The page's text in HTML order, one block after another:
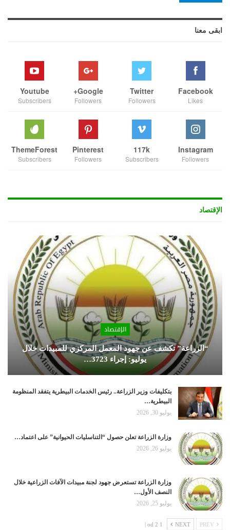
ابقى معنا
Facebook
Likes
Twitter
Followers
Google+
Followers
Youtube
Subscribers
Instagram
Followers
117k
Subscribers
Pinterest
Followers
ThemeForest
Subscribers
الإقتصاد
الإقتصاد
“الزراعة” تكشف عن جهود المعمل المركزي للمبيدات خلال
يوليو: إجراء 3723…
بتكليفات وزير الزراعة.. رئيس الخدمات البيطرية يتفقد المنظومة
البيطرية…
يوليو 30, 2026
وزارة الزراعة تعلن حصول “التناسليات الحيوانية” على اعتماد…
يوليو 26, 2026
وزارة الزراعة تستعرض جهود لجنة مبيدات الآفات الزراعية خلال
النصف الأول…
يوليو 25, 2026
NEXT
1 od 2 |